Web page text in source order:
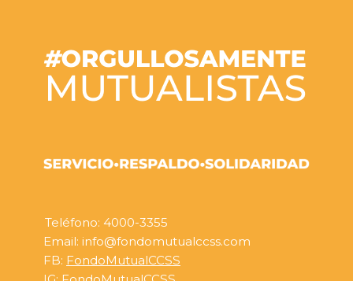
Teléfono: 4000-3355
Email: info@fondomutualccss.com
FB: FondoMutualCCSS